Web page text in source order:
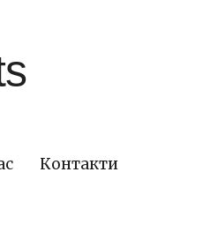
Контакти